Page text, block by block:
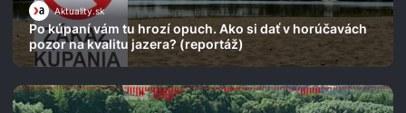
Aktuality.sk
Po kúpaní vám tu hrozí opuch. Ako si dať v horúčavách
pozor na kvalitu jazera? (reportáž)